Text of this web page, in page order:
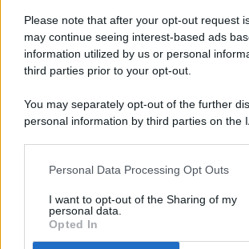
Please note that after your opt-out request
may continue seeing interest-based ads
information utilized by us or personal
third parties prior to your opt-out.
You may separately opt-out of the further
personal information by third parties on the
This information may also be disclosed by
disclose it to other third parties.
Personal Data Processing Opt Outs
I want to opt-out of the Sharing of my
personal data.
Opted In
ISCRIZIONE AL ROC N. 35792 –
(ASSOCIAZIONE NAZIONALE
PREFERENZE PRIVACY